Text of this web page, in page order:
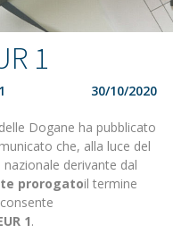
1
30/10/2020
Dogane ha pubblicato
che, alla luce del
derivante dal
prorogatoil termine
1.